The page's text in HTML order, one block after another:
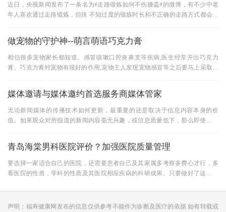
近日，央视新闻发布了一条名为#走路锻炼如何不伤膝盖#的微博，有不少中老
年人喜欢通过走路锻炼，但殊 不知过度的锻炼时长和不正确的走路方式都会损
做宠物的守护神--萌言萌语巧克力膏
相信很多宠物家长都知道。感冒咳嗽口腔炎鼻支等疾病,医生经常开出巧克力
膏。巧克力膏对宠物有很好的作用,宠物主人发现宠物感冒等之后要马上采取措
媒体邀请与媒体邀约首选服务商媒体管家
无论新闻媒体的传播技术如何更新，最重要的还是取决于信息内容本身的价
值。如果观众对所报道的新闻内容毫无兴趣，或信息质量低下，那么即使传播
青岛海棠男科医院评价？加强医院质量管理
要选择一家适合自己的医院，还需要患者自己及其家属多考察多费心才行，多
看医院的性质，学科的性质及其医院相应疾病的科研成果。只要做好了这些了
声明：福寿健康网发布的信息仅供参考不能作为诊断及医疗的依据 如有转载或